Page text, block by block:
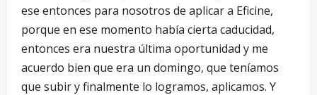
ese entonces para nosotros de aplicar a Eficine,
porque en ese momento había cierta caducidad,
entonces era nuestra última oportunidad y me
acuerdo bien que era un domingo, que teníamos
que subir y finalmente lo logramos, aplicamos. Y